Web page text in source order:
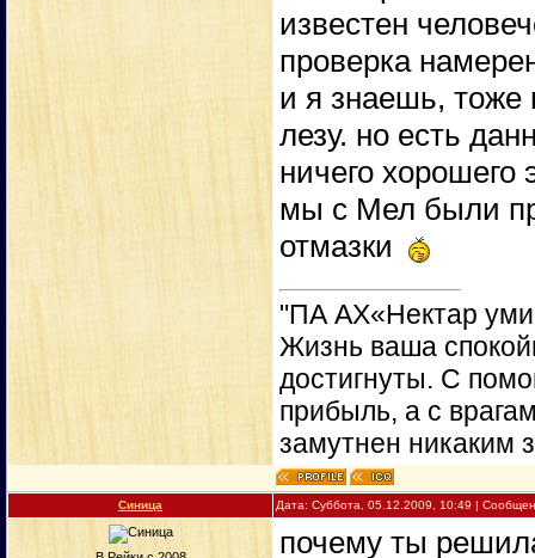
известен
проверка
и я знаешь, тоже
лезу. но есть
ничего хорошего
мы с Мел были
отмазки
"ПА АХ«Нектар
Жизнь ваша
достигнуты. С
прибыль, а с
замутнен никаким
Синица Дата: Суббота, 05.12.2009, 10:49 |
почему ты